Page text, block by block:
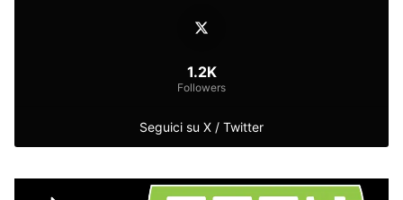
Seguici su X / Twitter
1.2K
Followers